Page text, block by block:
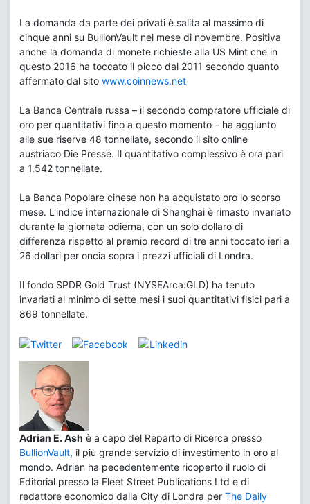
La domanda da parte dei privati è salita al massimo di
cinque anni su BullionVault nel mese di novembre. Positiva
anche la domanda di monete richieste alla US Mint che in
questo 2016 ha toccato il picco dal 2011 secondo quanto
affermato dal sito www.coinnews.net
La Banca Centrale russa – il secondo compratore ufficiale di
oro per quantitativi fino a questo momento – ha aggiunto
alle sue riserve 48 tonnellate, secondo il sito online
austriaco Die Presse. Il quantitativo complessivo è ora pari
a 1.542 tonnellate.
La Banca Popolare cinese non ha acquistato oro lo scorso
mese. L'indice internazionale di Shanghai è rimasto invariato
durante la giornata odierna, con un solo dollaro di
differenza rispetto al premio record di tre anni toccato ieri a
26 dollari per oncia sopra i prezzi ufficiali di Londra.
Il fondo SPDR Gold Trust (NYSEArca:GLD) ha tenuto
invariati al minimo di sette mesi i suoi quantitativi fisici pari a
869 tonnellate.
Adrian E. Ash è a capo del Reparto di Ricerca presso
BullionVault, il più grande servizio di investimento in oro al
mondo. Adrian ha pecedentemente ricoperto il ruolo di
Editorial presso la Fleet Street Publications Ltd e di
redattore economico dalla City di Londra per The Daily